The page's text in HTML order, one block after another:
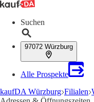
Suchen
97072 Würzburg
Alle Prospekte
kaufDA Würzburg Filialen